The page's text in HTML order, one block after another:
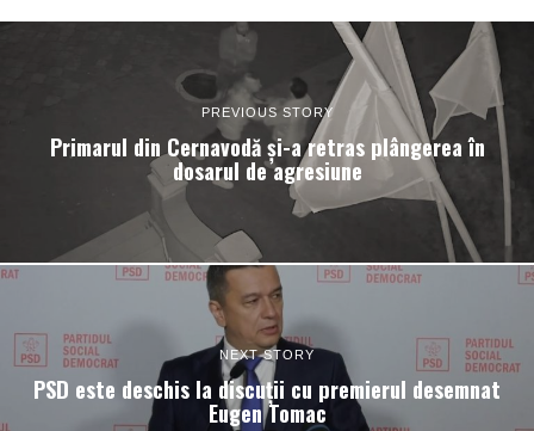
PREVIOUS STORY
Primarul din Cernavodă și-a retras plângerea în
dosarul de agresiune
NEXT STORY
PSD este deschis la discuții cu premierul desemnat
Eugen Tomac